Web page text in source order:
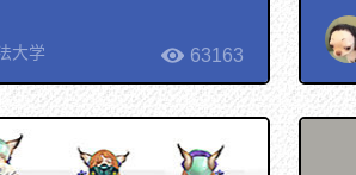
大学
63163